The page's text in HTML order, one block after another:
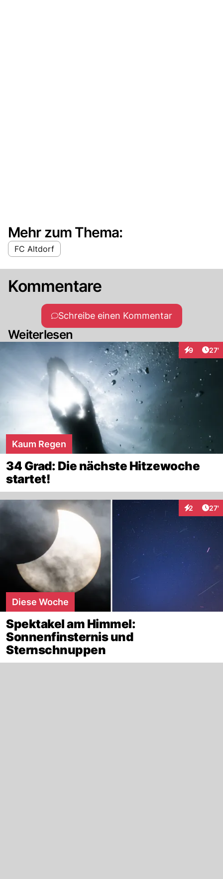
Mehr zum Thema:
FC Altdorf
Kommentare
Schreibe einen Kommentar
Weiterlesen
9 27'
Kaum Regen
34 Grad: Die nächste Hitzewoche
startet!
2 27'
Diese Woche
Spektakel am Himmel:
Sonnenfinsternis und
Sternschnuppen